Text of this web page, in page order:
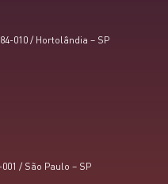
010 / Hortolândia – SP
/ São Paulo – SP